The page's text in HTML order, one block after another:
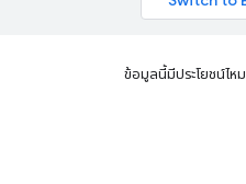
ข้อมูลนี้มีประโยชน์ไหม